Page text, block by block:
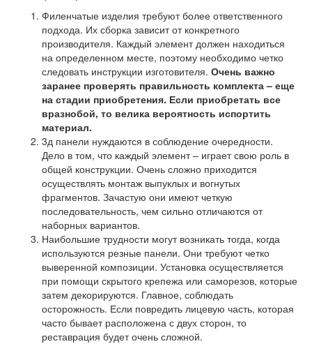
Филенчатые изделия требуют более ответственного
подхода. Их сборка зависит от конкретного
производителя. Каждый элемент должен находиться
на определенном месте, поэтому необходимо четко
следовать инструкции изготовителя. Очень важно
заранее проверять правильность комплекта – еще
на стадии приобретения. Если приобретать все
вразнобой, то велика вероятность испортить
материал.
3д панели нуждаются в соблюдение очередности.
Дело в том, что каждый элемент – играет свою роль в
общей конструкции. Очень сложно приходится
осуществлять монтаж выпуклых и вогнутых
фрагментов. Зачастую они имеют четкую
последовательность, чем сильно отличаются от
наборных вариантов.
Наибольшие трудности могут возникать тогда, когда
используются резные панели. Они требуют четко
выверенной композиции. Установка осуществляется
при помощи скрытого крепежа или саморезов, которые
затем декорируются. Главное, соблюдать
осторожность. Если повредить лицевую часть, которая
часто бывает расположена с двух сторон, то
реставрация будет очень сложной.